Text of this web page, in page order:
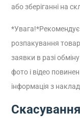
або зберіганні на
*Увага!*
розпакування
заявки в разі
фото і відео
інформація з